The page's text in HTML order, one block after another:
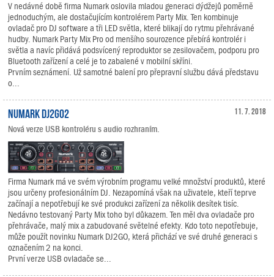
V nedávné době firma Numark oslovila mladou generaci dýdžejů poměrně
jednoduchým, ale dostačujícím kontrolérem Party Mix. Ten kombinuje
ovladač pro DJ software a tři LED světla, které blikají do rytmu přehrávané
hudby. Numark Party Mix Pro od menšího sourozence přebírá kontrolér i
světla a navíc přidává podsvícený reproduktor se zesilovačem, podporu pro
Bluetooth zařízení a celé je to zabalené v mobilní skříni.
Prvním seznámení. Už samotné balení pro přepravní službu dává představu
o...
11. 7. 2018
Numark DJ2GO2
Nová verze USB kontroléru s audio rozhraním.
Firma Numark má ve svém výrobním programu velké množství produktů, které
jsou určeny profesionálním DJ. Nezapomíná však na uživatele, kteří teprve
začínají a nepotřebují ke své produkci zařízení za několik desítek tisíc.
Nedávno testovaný Party Mix toho byl důkazem. Ten měl dva ovladače pro
přehrávače, malý mix a zabudované světelné efekty. Kdo toto nepotřebuje,
může použít novinku Numark DJ2GO, která přichází ve své druhé generaci s
označením 2 na konci.
První verze USB ovladače se...